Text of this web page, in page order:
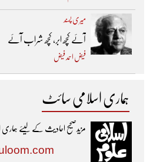
میری پسند
آئے کچھ ابر، کچھ شراب آئے
فیض احمد فیض
ہماری اسلامی سائٹ
مزیدصحیح احادیث کے لیئے